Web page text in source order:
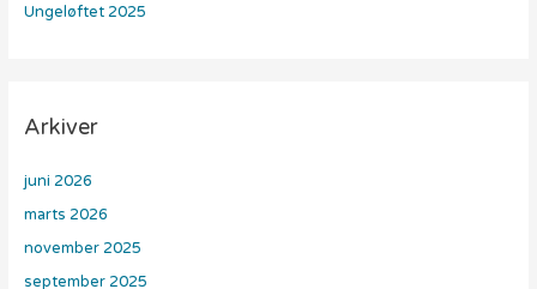
Ungeløftet 2025
Arkiver
juni 2026
marts 2026
november 2025
september 2025